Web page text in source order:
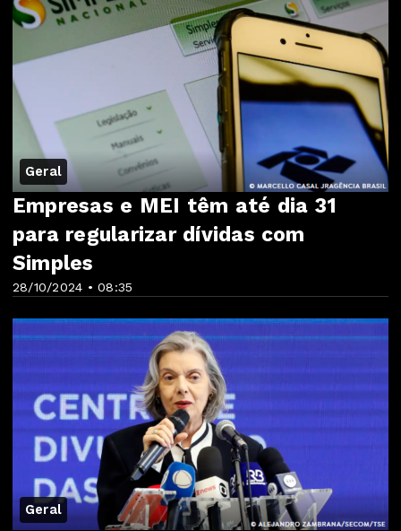
Geral
28/10/2024 • 08:35
Empresas e MEI têm até dia 31
para regularizar dívidas com
Simples
Geral